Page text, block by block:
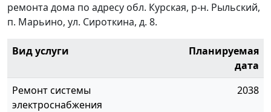
ремонта дома по адресу обл. Курская, р-н. Рыльский,
п. Марьино, ул. Сироткина, д. 8.
Вид услуги
Планируемая
дата
Ремонт системы
электроснабжения
2038